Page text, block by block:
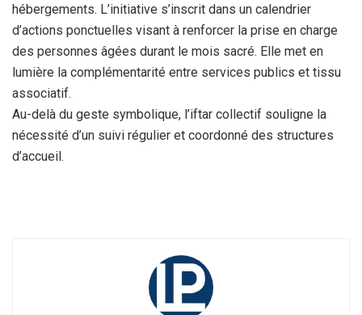
hébergements. L’initiative s’inscrit dans un calendrier
d’actions ponctuelles visant à renforcer la prise en charge
des personnes âgées durant le mois sacré. Elle met en
lumière la complémentarité entre services publics et tissu
associatif.
Au-delà du geste symbolique, l’iftar collectif souligne la
nécessité d’un suivi régulier et coordonné des structures
d’accueil.